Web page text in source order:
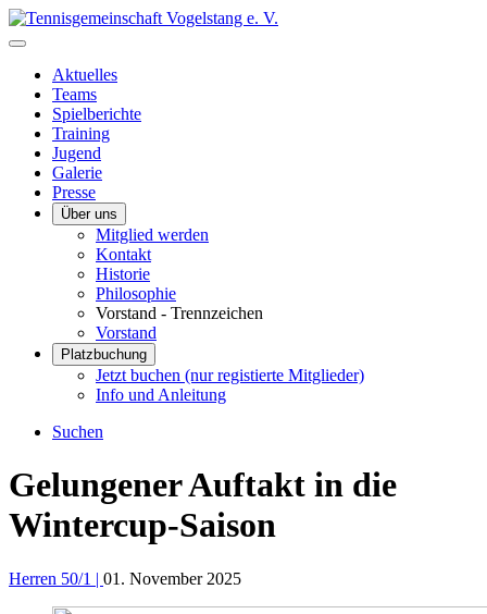
Aktuelles
Teams
Spielberichte
Training
Jugend
Galerie
Presse
Über uns
Mitglied werden
Kontakt
Historie
Philosophie
Vorstand - Trennzeichen
Vorstand
Platzbuchung
Jetzt buchen (nur registierte Mitglieder)
Info und Anleitung
Suchen
Gelungener Auftakt in die
Wintercup-Saison
Herren 50/1 | 01. November 2025